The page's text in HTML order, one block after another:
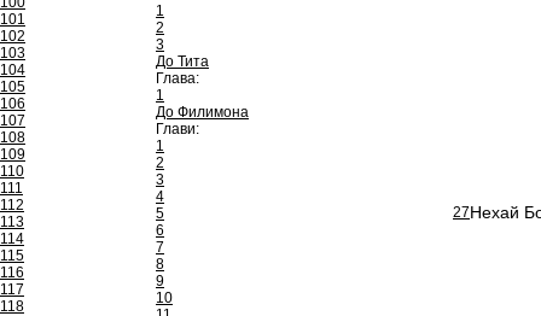
101
102
103
104
105
106
107
108
109
110
111
112
113
114
115
116
117
118
1
2
3
До Тита
Глава:
1
До Филимона
Глави:
1
2
3
4
5
6
7
8
9
10
27Нехай